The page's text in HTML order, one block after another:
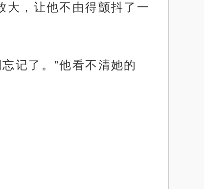
大，让他不由得颤抖了一
记了。”他看不清她的